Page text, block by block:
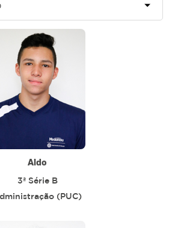
Aldo
3ª Série B
(PUC)